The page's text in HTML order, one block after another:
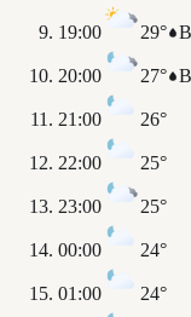
19:00 29°
20:00 27°
21:00 26°
22:00 25°
23:00 25°
00:00 24°
01:00 24°